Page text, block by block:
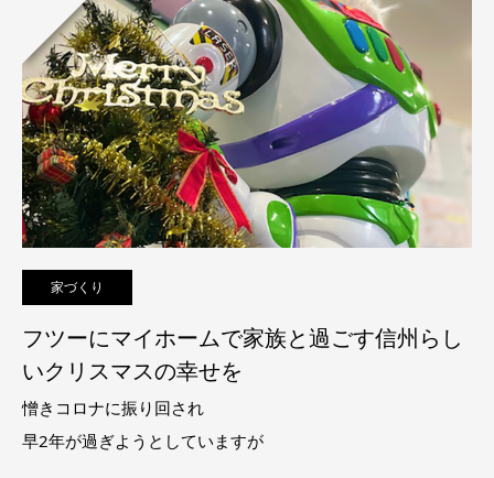
家づくり
フツーにマイホームで家族と過ごす信州らし
いクリスマスの幸せを
憎きコロナに振り回され
早2年が過ぎようとしていますが